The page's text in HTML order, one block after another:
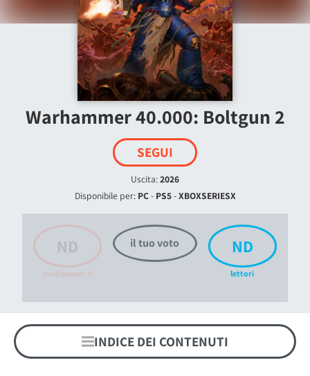
Warhammer 40.000: Boltgun 2
SEGUI
Uscita:2026
Disponibile per: PC- PS5-XBOXSERIESX
ND
multiplayer.it
il tuo voto ND
lettori
INDICE DEI CONTENUTI